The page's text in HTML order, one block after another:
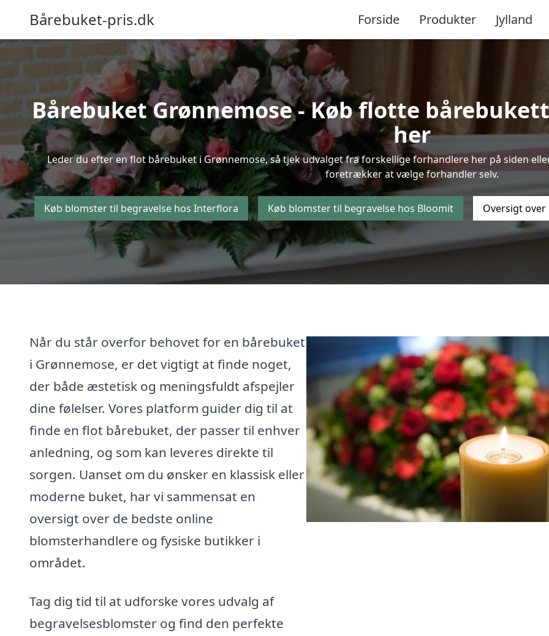
Bårebuket-pris.dk Forside Produkter Jylland
Bårebuket Grønnemose - Køb flotte
her
Leder du efter en flot bårebuket i Grønnemose, så tjek udvalget fra forskellige forhandlere her på siden
foretrækker at vælge forhandler selv.
Køb blomster til begravelse hos Interflora Køb blomster til begravelse hos Bloomit Oversigt
Når du står overfor behovet for en bårebuket
i Grønnemose, er det vigtigt at finde noget,
der både æstetisk og meningsfuldt afspejler
dine følelser. Vores platform guider dig til at
finde en flot bårebuket, der passer til enhver
anledning, og som kan leveres direkte til
sorgen. Uanset om du ønsker en klassisk eller
moderne buket, har vi sammensat en
oversigt over de bedste online
blomsterhandlere og fysiske butikker i
området.
Tag dig tid til at udforske vores udvalg af
begravelsesblomster og find den perfekte